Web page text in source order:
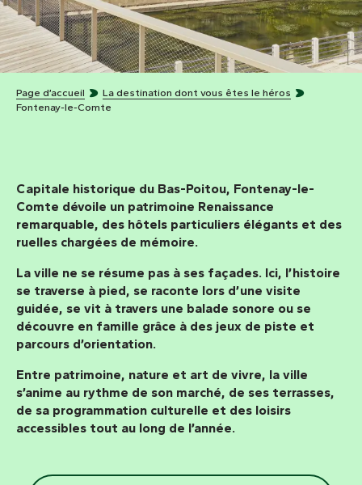
Page d’accueil
La destination dont vous êtes le héros
Fontenay-le-Comte
Capitale historique du Bas-Poitou, Fontenay-le-
Comte dévoile un patrimoine Renaissance
remarquable, des hôtels particuliers élégants et des
ruelles chargées de mémoire.
La ville ne se résume pas à ses façades. Ici, l’histoire
se traverse à pied, se raconte lors d’une visite
guidée, se vit à travers une balade sonore ou se
découvre en famille grâce à des jeux de piste et
parcours d’orientation.
Entre patrimoine, nature et art de vivre, la ville
s’anime au rythme de son marché, de ses terrasses,
de sa programmation culturelle et des loisirs
accessibles tout au long de l’année.